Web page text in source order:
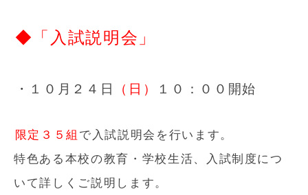
◆「入試説明会」
・１０月２４日 （日） １０：００開始
限定３５組 で入試説明会を行います。
特色ある本校の教育・学校生活、入試制度につ
いて詳しくご説明します。